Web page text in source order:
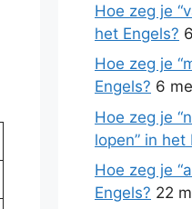
Hoe zeg je
het Engels?
Hoe zeg je
Engels? 6
Hoe zeg je
lopen” in het
Hoe zeg je
Engels? 22